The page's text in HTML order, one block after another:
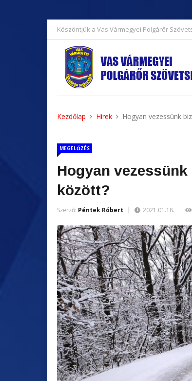
Köszöntjük a Vas Vármegyei Polgárőr
Kezdőlap Hírek Hogyan vezessünk
MEGELŐZÉS
Hogyan
között?
Szerző: Péntek Róbert 2021.01.18.